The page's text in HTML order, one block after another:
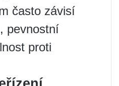
často závisí
pevnostní
proti